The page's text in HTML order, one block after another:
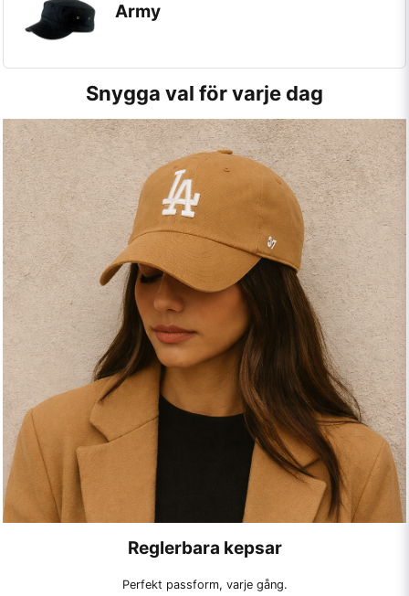
Army
Snygga val för varje dag
Reglerbara kepsar
Perfekt passform, varje gång.